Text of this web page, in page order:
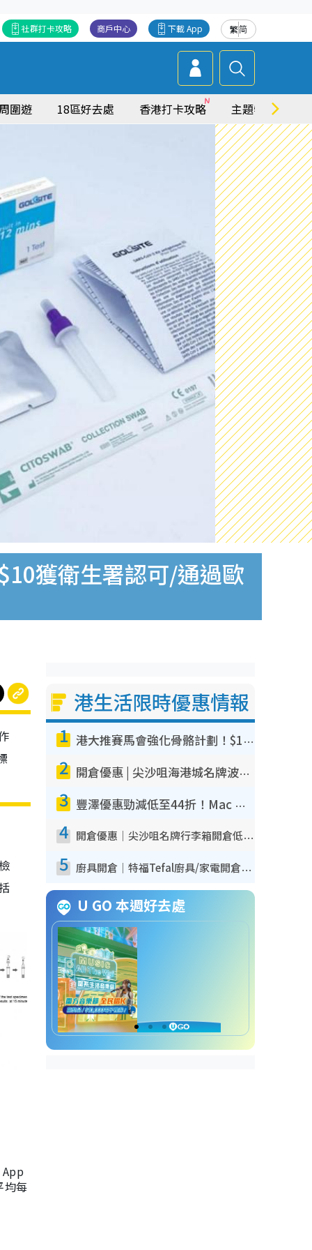
繁简
下載 App
商戶中心
社群打卡攻略
圍遊 18區好去處 香港打卡攻略 主題特集
獲衛生署認可/通過歐
均每
港生活限時優惠情報
1 港大推賽馬會強化骨骼計劃！$100骨質密度X光檢查 完成免費運動訓練送超市禮券！附參加資格
2 開倉優惠 | 尖沙咀海港城名牌波鞋開倉低至1折！On鞋$899起／Joy&Peace鞋履$98起
3 豐澤優惠勁減低至44折！Mac mini/iPhone17Pro大減價！廚房家電$220起
4 開倉優惠｜尖沙咀名牌行李箱開倉低至4折！一連5日 American Tourister/ace./Hallmark $200起！
5 廚具開倉｜特福Tefal廚具/家電開倉低至3折！$220起買平底鍋/炒鑊/湯煲！電飯煲/吸塵機/燙斗$418起
U GO 本週好去處